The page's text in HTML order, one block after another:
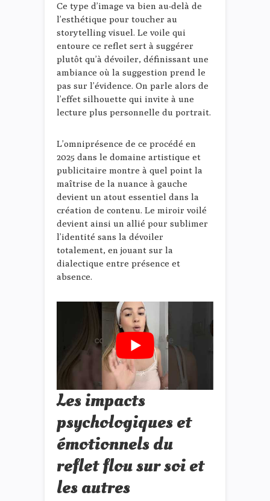
Ce type d’image va bien au-delà de
l’esthétique pour toucher au
storytelling visuel. Le voile qui
entoure ce reflet sert à suggérer
plutôt qu’à dévoiler, définissant une
ambiance où la suggestion prend le
pas sur l’évidence. On parle alors de
l’effet silhouette qui invite à une
lecture plus personnelle du portrait.
L’omniprésence de ce procédé en
2025 dans le domaine artistique et
publicitaire montre à quel point la
maîtrise de la nuance à gauche
devient un atout essentiel dans la
création de contenu. Le miroir voilé
devient ainsi un allié pour sublimer
l’identité sans la dévoiler
totalement, en jouant sur la
dialectique entre présence et
absence.
Les impacts
psychologiques et
émotionnels du
reflet flou sur soi et
les autres